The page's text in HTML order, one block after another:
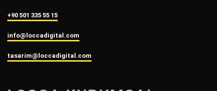
+90 501 335 55 15
info@loccadigital.com
tasarim@loccadigital.com